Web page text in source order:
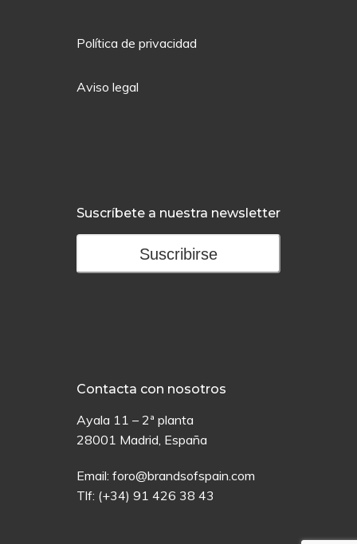
Política de privacidad
Aviso legal
Suscríbete a nuestra newsletter
Suscribirse
Contacta con nosotros
Ayala 11 – 2ª planta
28001 Madrid, España
Email: foro@brandsofspain.com
Tlf: (+34) 91 426 38 43